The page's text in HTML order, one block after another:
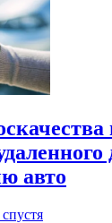
авто